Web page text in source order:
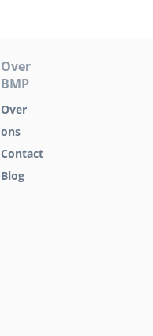
Over
BMP
Over
ons
Contact
Blog